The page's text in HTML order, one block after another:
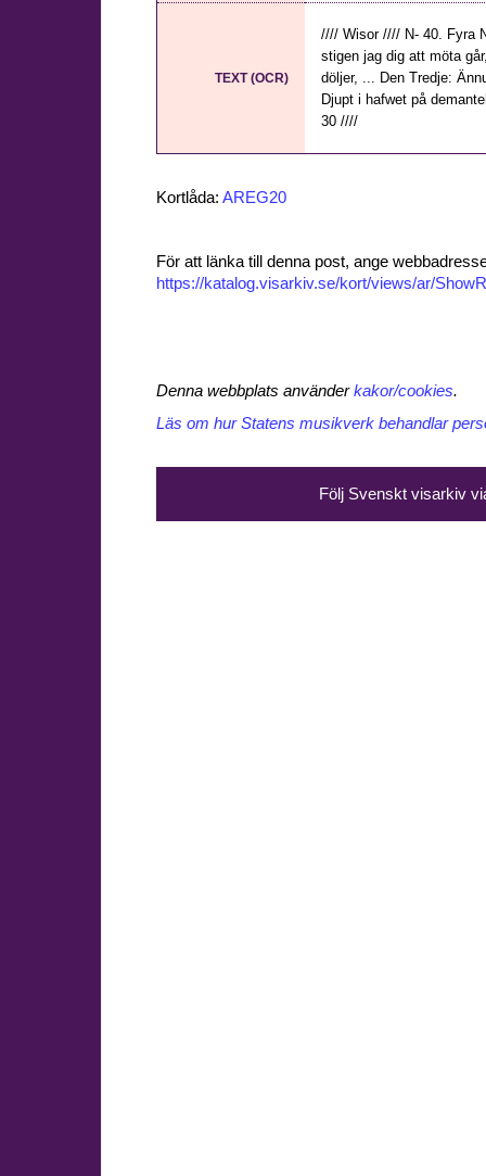
TEXT (OCR)
//// Wisor //// N- 40. Fyra
stigen jag dig att möta
döljer, ... Den Tredje:
Djupt i hafwet på
30 ////
Kortlåda: AREG20
För att länka till denna post, ange
https://katalog.visarkiv.se/kort/views/ar/
Denna webbplats använderkakor/cookies.
Läs om hur Statens musikverk behandlar
Följ Svenskt visarkiv